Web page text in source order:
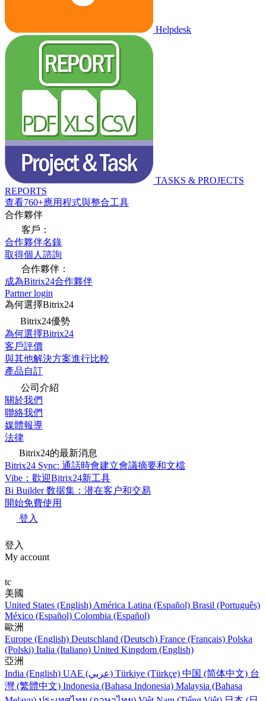
Helpdesk
TASKS & PROJECTS
REPORTS
查看760+應用程式與整合工具
合作夥伴
客戶：
合作夥伴名錄
取得個人諮詢
合作夥伴：
成為Bitrix24合作夥伴
Partner login
為何選擇Bitrix24
Bitrix24優勢
為何選擇Bitrix24
客戶評價
與其他解決方案進行比較
產品自訂
公司介紹
關於我們
聯絡我們
媒體報導
法律
Bitrix24的最新消息
Bitrix24 Sync: 通話時會建立會議摘要和文檔
Vibe：歡迎Bitrix24新工具
Bi Builder 数据集：潜在客户和交易
開始免費使用
登入
登入
My account
tc
美國
United States (English) América Latina (Español) Brasil (Português)
México (Español) Colombia (Español)
歐洲
Europe (English) Deutschland (Deutsch) France (Français) Polska
(Polski) Italia (Italiano) United Kingdom (English)
亞洲
India (English)
UAE (عربي) Türkiye (Türkçe) 中国 (简体中文) 台
灣 (繁體中文) Indonesia (Bahasa Indonesia) Malaysia (Bahasa